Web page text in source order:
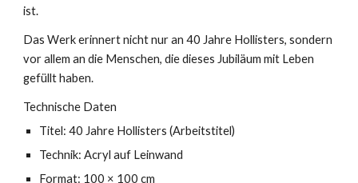
ist.
Das Werk erinnert nicht nur an 40 Jahre Hollisters, sondern
vor allem an die Menschen, die dieses Jubiläum mit Leben
gefüllt haben.
Technische Daten
Titel: 40 Jahre Hollisters (Arbeitstitel)
Technik: Acryl auf Leinwand
Format: 100 × 100 cm